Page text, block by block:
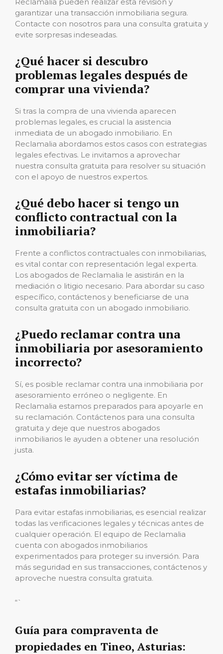
garantizar una transacción inmobiliaria segura.
Contacte con nosotros para una consulta gratuita y
evite sorpresas indeseadas.
¿Qué hacer si descubro
problemas legales después de
comprar una vivienda?
Si tras la compra de una vivienda aparecen
problemas legales, es crucial la asistencia
inmediata de un abogado inmobiliario. En
Reclamalia abordamos estos casos con estrategias
legales efectivas. Le invitamos a aprovechar
nuestra consulta gratuita para resolver su situación
con el apoyo de nuestros expertos.
¿Qué debo hacer si tengo un
conflicto contractual con la
inmobiliaria?
Frente a conflictos contractuales con inmobiliarias,
es vital contar con representación legal experta.
Los abogados de Reclamalia le asistirán en la
mediación o litigio necesario. Para abordar su caso
específico, contáctenos y beneficiarse de una
consulta gratuita con un abogado inmobiliario.
¿Puedo reclamar contra una
inmobiliaria por asesoramiento
incorrecto?
Sí, es posible reclamar contra una inmobiliaria por
asesoramiento erróneo o negligente. En
Reclamalia estamos preparados para apoyarle en
su reclamación. Contáctenos para una consulta
gratuita y deje que nuestros abogados
inmobiliarios le ayuden a obtener una resolución
justa.
¿Cómo evitar ser víctima de
estafas inmobiliarias?
Para evitar estafas inmobiliarias, es esencial realizar
todas las verificaciones legales y técnicas antes de
cualquier operación. El equipo de Reclamalia
cuenta con abogados inmobiliarios
experimentados para proteger su inversión. Para
más seguridad en sus transacciones, contáctenos y
aproveche nuestra consulta gratuita.
“`
Guía para compraventa de
propiedades en Tineo, Asturias: